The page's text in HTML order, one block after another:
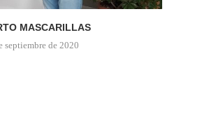
MASCARILLAS
septiembre de 2020